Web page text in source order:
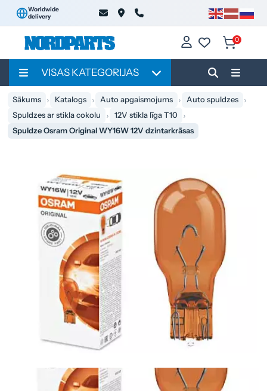
Worldwide
delivery
0
VISAS KATEGORIJAS
Sākums Katalogs Auto apgaismojums
Auto spuldzes
Spuldzes ar stikla cokolu
12V stikla līga T10
Spuldze Osram Original WY16W 12V dzintarkrāsas